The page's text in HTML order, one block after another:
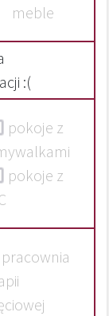
meble
:(
pokoje z
pokoje z
pracownia